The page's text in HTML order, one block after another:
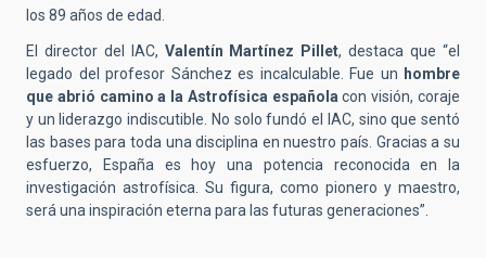
los 89 años de edad.
El director del IAC, Valentín Martínez Pillet, destaca que “el
legado del profesor Sánchez es incalculable. Fue un hombre
que abrió camino a la Astrofísica españolacon visión, coraje
y un liderazgo indiscutible. No solo fundó el IAC, sino que sentó
las bases para toda una disciplina en nuestro país. Gracias a su
esfuerzo, España es hoy una potencia reconocida en la
investigación astrofísica. Su figura, como pionero y maestro,
será una inspiración eterna para las futuras generaciones”.